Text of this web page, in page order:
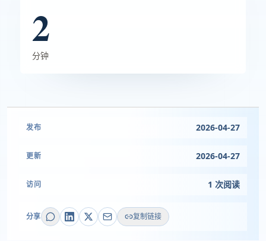
2
分钟
发布 2026-04-27
更新 2026-04-27
访问 1 次阅读
分享 复制链接